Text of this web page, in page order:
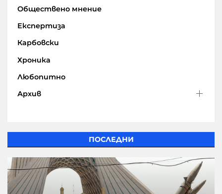
Обществено мнение
Експертиза
Карбовски
Хроника
Любопитно
Архив
ПОСЛЕДНИ